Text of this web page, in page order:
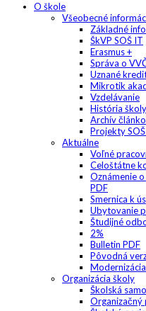
O škole
Všeobecné
Základné
ŠkVP SOŠ IT
Erasmus +
Správa o
Uznané
Mikrotik
Vzdelávanie
História
Archív
Projekty
Aktuálne
Voľné
Celoštátne
Oznámenie
PDF
Smernica k
Ubytovanie
Študijné
2%
Bulletin PDF
Pôvodná
Organizácia školy
Školská
Organizačný